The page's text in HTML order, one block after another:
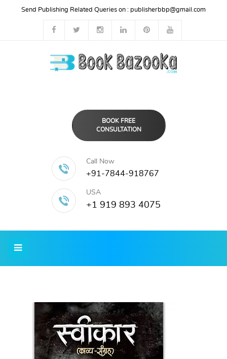
Send Publishing Related Queries on : publisherbbp@gmail.com
BOOK FREE
CONSULTATION
Call Now
+91-7844-918767
USA
+1 919 893 4075